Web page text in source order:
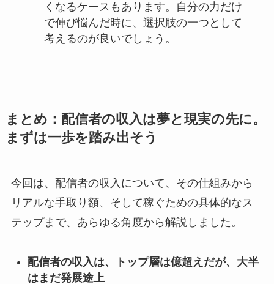
くなるケースもあります。自分の力だけ
で伸び悩んだ時に、選択肢の一つとして
考えるのが良いでしょう。
まとめ：配信者の収入は夢と現実の先に。
まずは一歩を踏み出そう
今回は、配信者の収入について、その仕組みから
リアルな手取り額、そして稼ぐための具体的なス
テップまで、あらゆる角度から解説しました。
配信者の収入は、トップ層は億超えだが、大半
はまだ発展途上